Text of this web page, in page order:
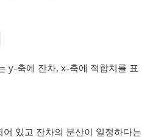
y-축에 잔차, x-축에 적합치를 표
있고 잔차의 분산이 일정하다는